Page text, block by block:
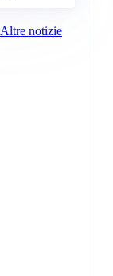
Altre notizie